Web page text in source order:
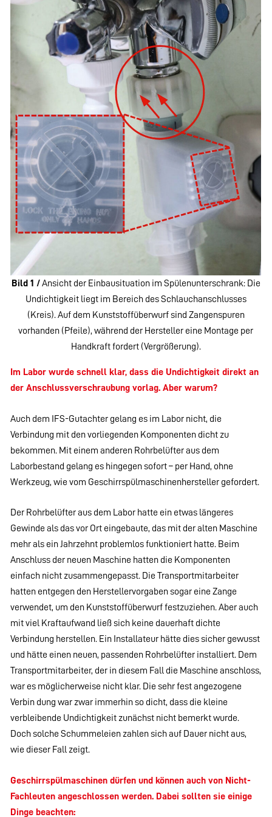
Bild 1 /Ansicht der Einbausituation im Spülenunterschrank: Die
Undichtigkeit liegt im Bereich des Schlauchanschlusses
(Kreis). Auf dem Kunststoffüberwurf sind Zangenspuren
vorhanden (Pfeile), während der Hersteller eine Montage per
Handkraft fordert (Vergrößerung).
Im Labor wurde schnell klar, dass die Undichtigkeit direkt an
der Anschlussverschraubung vorlag. Aber warum?
Auch dem IFS-Gutachter gelang es im Labor nicht, die
Verbindung mit den vorliegenden Komponenten dicht zu
bekommen. Mit einem anderen Rohrbelüfter aus dem
Laborbestand gelang es hingegen sofort – per Hand, ohne
Werkzeug, wie vom Geschirrspülmaschinenhersteller gefordert.
Der Rohrbelüfter aus dem Labor hatte ein etwas längeres
Gewinde als das vor Ort eingebaute, das mit der alten Maschine
mehr als ein Jahrzehnt problemlos funktioniert hatte. Beim
Anschluss der neuen Maschine hatten die Komponenten
einfach nicht zusammengepasst. Die Transportmitarbeiter
hatten entgegen den Herstellervorgaben sogar eine Zange
verwendet, um den Kunststoffüberwurf festzuziehen. Aber auch
mit viel Kraftaufwand ließ sich keine dauerhaft dichte
Verbindung herstellen. Ein Installateur hätte dies sicher gewusst
und hätte einen neuen, passenden Rohrbelüfter installiert. Dem
Transportmitarbeiter, der in diesem Fall die Maschine anschloss,
war es möglicherweise nicht klar. Die sehr fest angezogene
Verbin dung war zwar immerhin so dicht, dass die kleine
verbleibende Undichtigkeit zunächst nicht bemerkt wurde.
Doch solche Schummeleien zahlen sich auf Dauer nicht aus,
wie dieser Fall zeigt.
Geschirrspülmaschinen dürfen und können auch von Nicht-
Fachleuten angeschlossen werden. Dabei sollten sie einige
Dinge beachten: